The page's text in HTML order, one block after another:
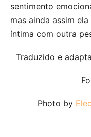
sentimento
mas ainda assim
íntima com outra
Traduzido e
Photo by